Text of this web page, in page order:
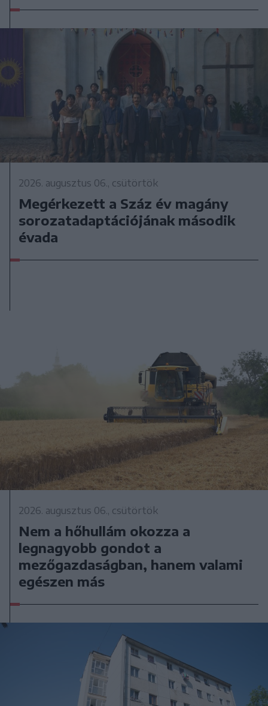
2026. augusztus 06., csütörtök
Megérkezett a Száz év magány
sorozatadaptációjának második
évada
2026. augusztus 06., csütörtök
Nem a hőhullám okozza a
legnagyobb gondot a
mezőgazdaságban, hanem valami
egészen más